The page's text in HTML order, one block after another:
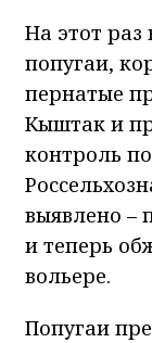
На этот раз
попугаи,
пернатые
Кыштак и
контроль
выявлено –
и теперь
вольере.
Попугаи